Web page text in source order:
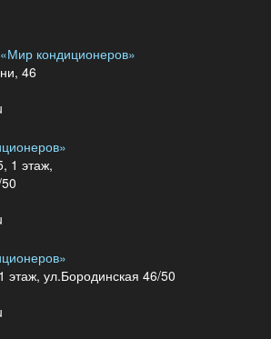
кондиционеров»
46
1 этаж,
этаж, ул.Бородинская 46/50